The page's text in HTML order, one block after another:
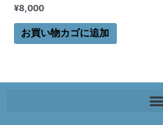
¥8,000
お買い物カゴに追加